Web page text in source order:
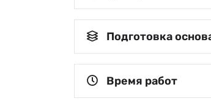
Подготовка
Время работ